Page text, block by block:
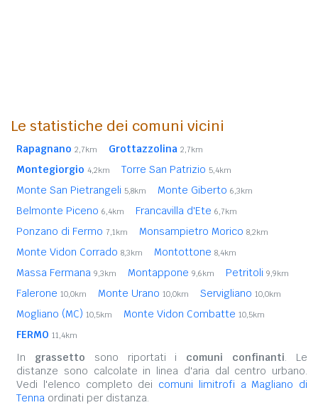
Le statistiche dei comuni vicini
Rapagnano 2,7km Grottazzolina 2,7km
Montegiorgio 4,2km Torre San Patrizio 5,4km
Monte San Pietrangeli 5,8km Monte Giberto 6,3km
Belmonte Piceno 6,4km Francavilla d'Ete 6,7km
Ponzano di Fermo 7,1km Monsampietro Morico 8,2km
Monte Vidon Corrado 8,3km Montottone 8,4km
Massa Fermana 9,3km Montappone 9,6km Petritoli 9,9km
Falerone 10,0km Monte Urano 10,0km Servigliano 10,0km
Mogliano (MC) 10,5km Monte Vidon Combatte 10,5km
FERMO 11,4km
In grassetto sono riportati i comuni confinanti. Le
distanze sono calcolate in linea d'aria dal centro urbano.
Vedi l'elenco completo dei comuni limitrofi a Magliano di
Tenna ordinati per distanza.